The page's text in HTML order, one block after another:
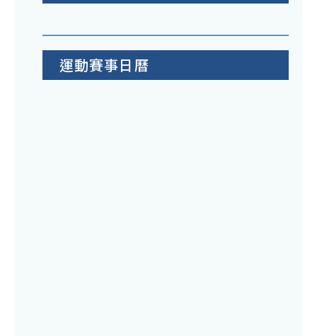
運動賽事日曆